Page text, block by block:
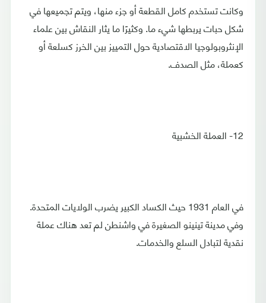
وكانت تستخدم كامل القطعة أو جزء منها، ويتم تجميعها في
شكل حبات يربطها شيء ما. وكثيرًا ما يثار النقاش بين علماء
الإنثروبولوجيا الاقتصادية حول التمييز بين الخرز كسلعة أو
كعملة، مثل الصدف.
12- العملة الخشبية
في العام 1931 حيث الكساد الكبير يضرب الولايات المتحدة.
وفي مدينة تينينو الصغيرة في واشنطن لم تعد هناك عملة
نقدية لتبادل السلع والخدمات.